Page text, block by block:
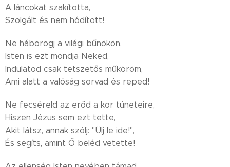
A láncokat szakította,
Szolgált és nem hódított!
Ne háborogj a világi bűnökön,
Isten is ezt mondja Neked,
Indulatod csak tetszetős műköröm,
Ami alatt a valóság sorvad és reped!
Ne fecséreld az erőd a kor tüneteire,
Hiszen Jézus sem ezt tette,
Akit látsz, annak szólj: "Ülj le ide!",
És segíts, amint Ő beléd vetette!